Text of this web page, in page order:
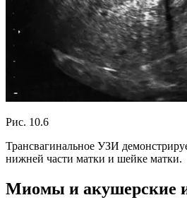
Рис. 10.6
Трансвагинальное УЗИ
нижней части матки и шейке матки.
Миомы и акушерские